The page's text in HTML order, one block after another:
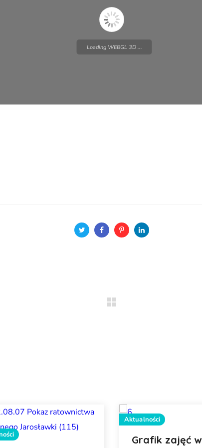
Loading WEBGL 3D ...
Aktualności
Grafik zajęć w